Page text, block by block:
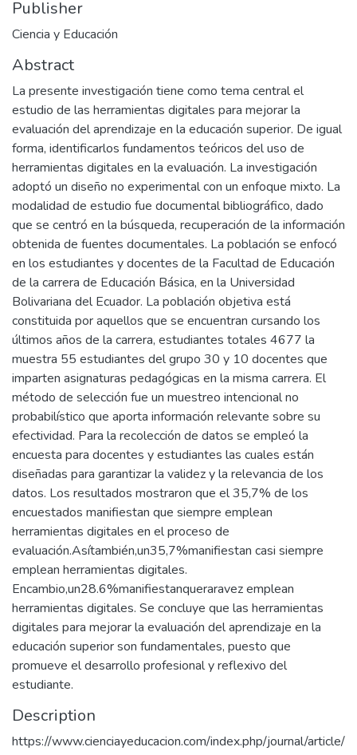
Publisher
Ciencia y Educación
Abstract
La presente investigación tiene como tema central el
estudio de las herramientas digitales para mejorar la
evaluación del aprendizaje en la educación superior. De igual
forma, identificarlos fundamentos teóricos del uso de
herramientas digitales en la evaluación. La investigación
adoptó un diseño no experimental con un enfoque mixto. La
modalidad de estudio fue documental bibliográfico, dado
que se centró en la búsqueda, recuperación de la información
obtenida de fuentes documentales. La población se enfocó
en los estudiantes y docentes de la Facultad de Educación
de la carrera de Educación Básica, en la Universidad
Bolivariana del Ecuador. La población objetiva está
constituida por aquellos que se encuentran cursando los
últimos años de la carrera, estudiantes totales 4677 la
muestra 55 estudiantes del grupo 30 y 10 docentes que
imparten asignaturas pedagógicas en la misma carrera. El
método de selección fue un muestreo intencional no
probabilístico que aporta información relevante sobre su
efectividad. Para la recolección de datos se empleó la
encuesta para docentes y estudiantes las cuales están
diseñadas para garantizar la validez y la relevancia de los
datos. Los resultados mostraron que el 35,7% de los
encuestados manifiestan que siempre emplean
herramientas digitales en el proceso de
evaluación.Asítambién,un35,7%manifiestan casi siempre
emplean herramientas digitales.
Encambio,un28.6%manifiestanqueraravez emplean
herramientas digitales. Se concluye que las herramientas
digitales para mejorar la evaluación del aprendizaje en la
educación superior son fundamentales, puesto que
promueve el desarrollo profesional y reflexivo del
estudiante.
Description
https://www.cienciayeducacion.com/index.php/journal/article/